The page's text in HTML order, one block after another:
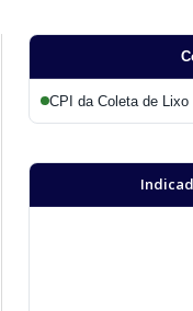
CPI da Coleta de Lixo